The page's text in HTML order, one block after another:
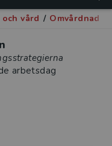
vård / Omvårdnad
arbetsdag